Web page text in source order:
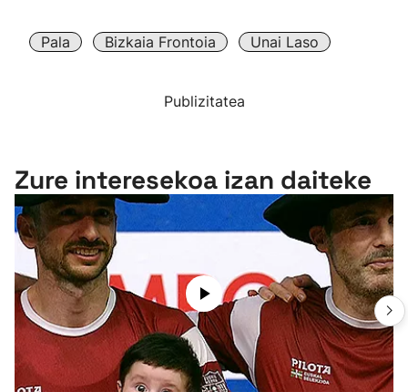
Pala Bizkaia Frontoia Unai Laso
Publizitatea
Zure interesekoa izan daiteke